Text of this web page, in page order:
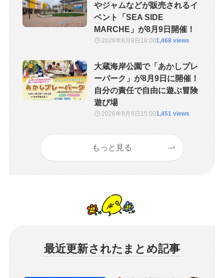
やジャムなどが販売されるイ
ベント「SEA SIDE
MARCHE」が8月9日開催！
2026年8月8日 18:001,468 views
大蔵海岸公園で「あかしプレ
ーパーク」が8月9日に開催！
自分の責任で自由に遊ぶ冒険
遊び場
2026年8月8日 15:001,451 views
もっと見る
最近更新されたまとめ記事